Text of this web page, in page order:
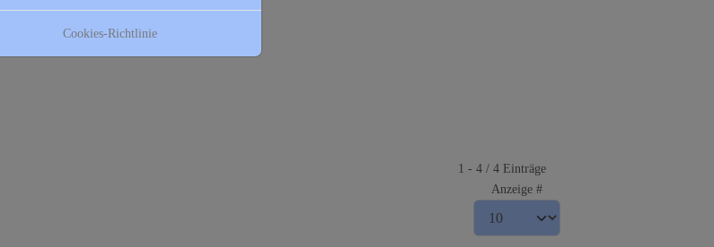
1 - 4 / 4 Einträge
Anzeige #
Cookies-Richtlinie